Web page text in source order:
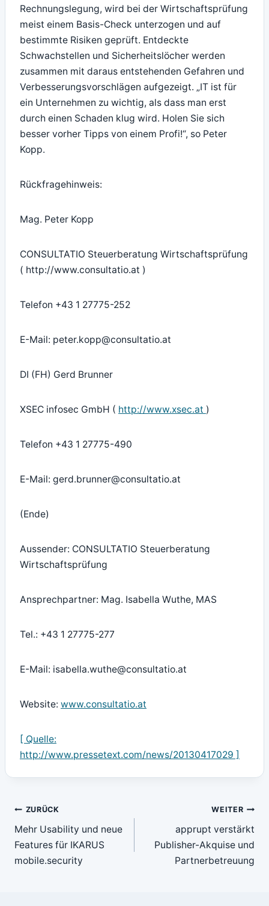
Rechnungslegung, wird bei der Wirtschaftsprüfung
meist einem Basis-Check unterzogen und auf
bestimmte Risiken geprüft. Entdeckte
Schwachstellen und Sicherheitslöcher werden
zusammen mit daraus entstehenden Gefahren und
Verbesserungsvorschlägen aufgezeigt. „IT ist für
ein Unternehmen zu wichtig, als dass man erst
durch einen Schaden klug wird. Holen Sie sich
besser vorher Tipps von einem Profi!“, so Peter
Kopp.
Rückfragehinweis:
Mag. Peter Kopp
CONSULTATIO Steuerberatung Wirtschaftsprüfung
( http://www.consultatio.at )
Telefon +43 1 27775-252
E-Mail: peter.kopp@consultatio.at
DI (FH) Gerd Brunner
XSEC infosec GmbH ( http://www.xsec.at )
Telefon +43 1 27775-490
E-Mail: gerd.brunner@consultatio.at
(Ende)
Aussender: CONSULTATIO Steuerberatung
Wirtschaftsprüfung
Ansprechpartner: Mag. Isabella Wuthe, MAS
Tel.: +43 1 27775-277
E-Mail: isabella.wuthe@consultatio.at
Website: www.consultatio.at
[ Quelle:
http://www.pressetext.com/news/20130417029 ]
Beitragsnavigation
ZURÜCK
Mehr Usability und neue
Features für IKARUS
mobile.security
WEITER
apprupt verstärkt
Publisher-Akquise und
Partnerbetreuung